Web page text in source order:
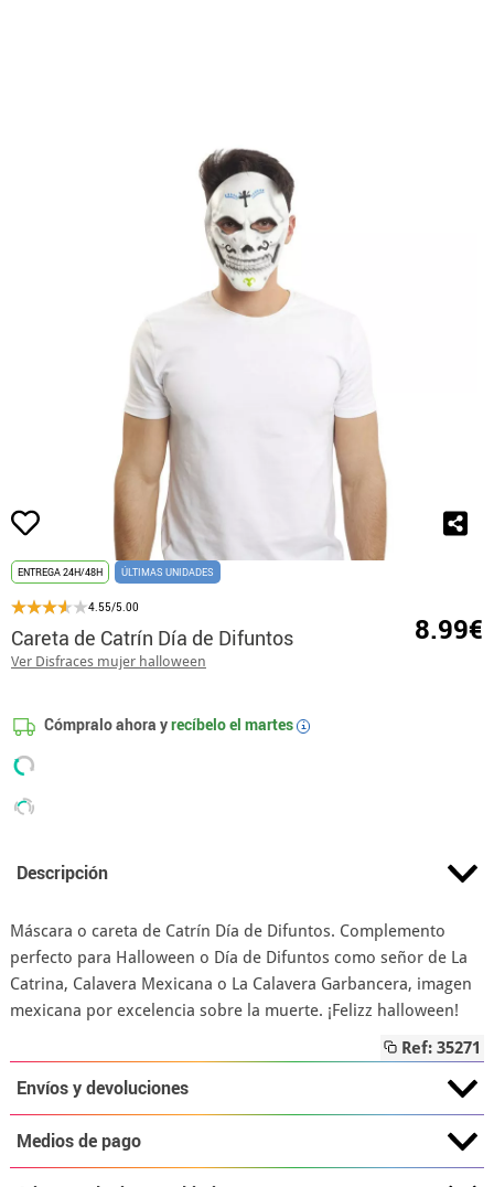
ENTREGA 24H/48H ÚLTIMAS UNIDADES
4.55/5.00
Careta de Catrín Día de Difuntos
Ver Disfraces mujer halloween
8.99€
Cómpralo ahora yrecíbelo el martes i
Descripción
Máscara o careta de Catrín Día de Difuntos. Complemento
perfecto para Halloween o Día de Difuntos como señor de La
Catrina, Calavera Mexicana o La Calavera Garbancera, imagen
mexicana por excelencia sobre la muerte. ¡Felizz halloween!
Ref: 35271
Envíos y devoluciones
Medios de pago